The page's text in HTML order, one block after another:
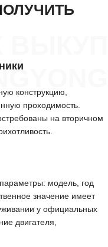
конструкцию,
проходимость.
на вторичном
модель, год
значение имеет
у официальных
двигателя,